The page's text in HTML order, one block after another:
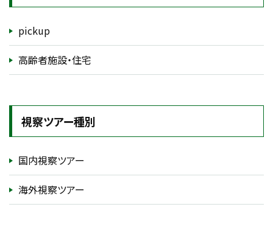
pickup
高齢者施設・住宅
視察ツアー種別
国内視察ツアー
海外視察ツアー